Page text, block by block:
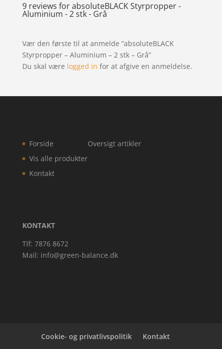
9 reviews forabsoluteBLACK Styrpropper -
Aluminium - 2 stk - Grå
Vær den første til at anmelde “absoluteBLACK
Styrpropper – Aluminium – 2 stk – Grå”
Du skal være logged in for at afgive en anmeldelse.
Forside
Vis alle produkter
Kontakt
Oversigt artikler
KONTAKT
Tlf: 7876 8672
Mail: info@green-balance.dk
Cookie- og privatlivspolitik Kontakt